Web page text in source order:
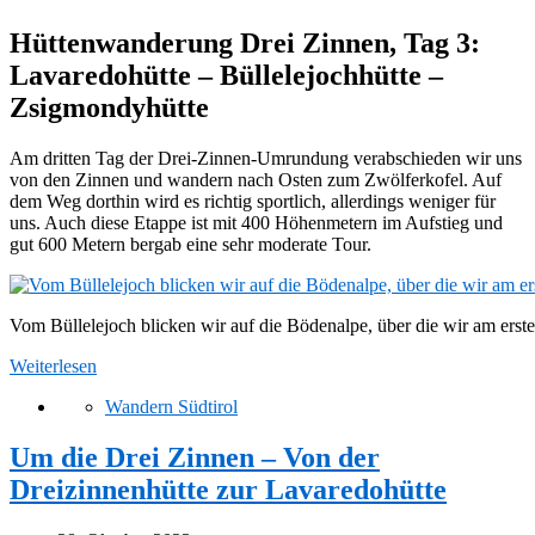
Hüttenwanderung Drei Zinnen, Tag 3:
Lavaredohütte – Büllelejochhütte –
Zsigmondyhütte
Am dritten Tag der Drei-Zinnen-Umrundung verabschieden wir uns
von den Zinnen und wandern nach Osten zum Zwölferkofel. Auf
dem Weg dorthin wird es richtig sportlich, allerdings weniger für
uns. Auch diese Etappe ist mit 400 Höhenmetern im Aufstieg und
gut 600 Metern bergab eine sehr moderate Tour.
Vom Büllelejoch blicken wir auf die Bödenalpe, über die wir am
Weiterlesen
Wandern Südtirol
Um die Drei Zinnen – Von der
Dreizinnenhütte zur Lavaredohütte